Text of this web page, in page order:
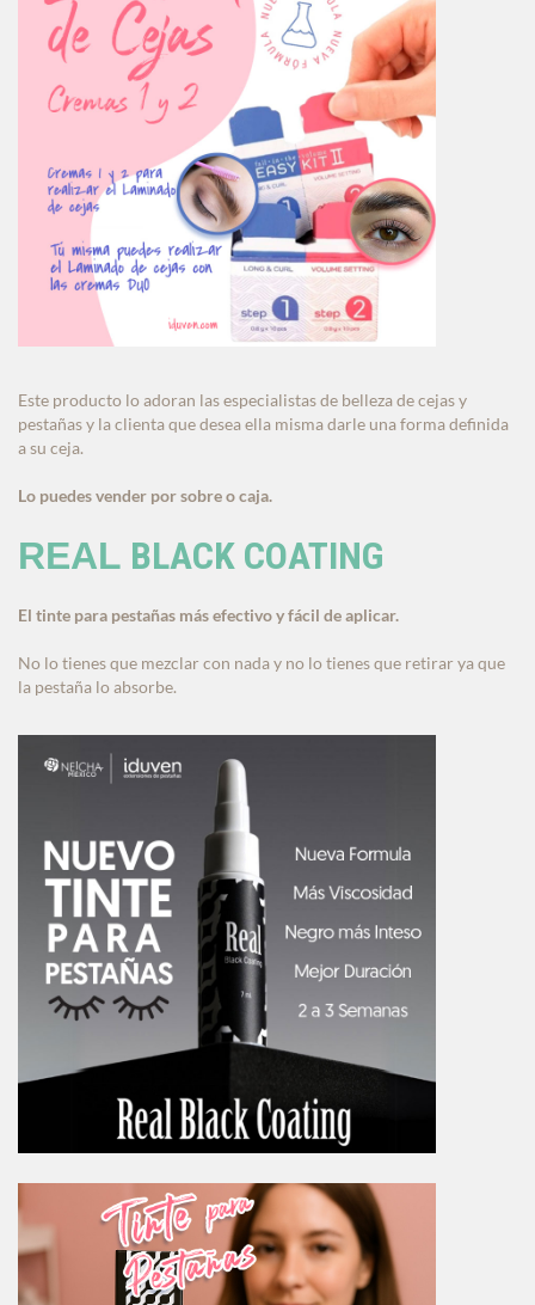
Este producto lo adoran las especialistas de belleza de cejas y
pestañas y la clienta que desea ella misma darle una forma definida
a su ceja.
Lo puedes vender por sobre o caja.
REAL BLACK COATING
El tinte para pestañas más efectivo y fácil de aplicar.
No lo tienes que mezclar con nada y no lo tienes que retirar ya que
la pestaña lo absorbe.